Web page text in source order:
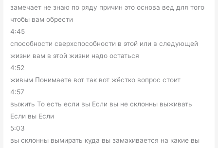
замечает не знаю по ряду причин это основа вед для того
чтобы вам обрести
4:45
способности сверхспособности в этой или в следующей
жизни вам в этой жизни надо остаться
4:52
живым Понимаете вот так вот жёстко вопрос стоит
4:57
выжить То есть если вы Если вы не склонны выживать
Если вы Если
5:03
вы склонны вымирать куда вы замахивается на какие вы